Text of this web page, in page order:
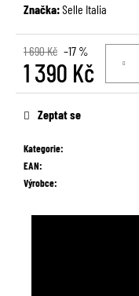
Značka:Selle Italia
1 690 Kč –17 %
1 390 Kč
Měrná
cena:
Kategorie:
EAN:
Výrobce:
Zeptat se
j
m
e